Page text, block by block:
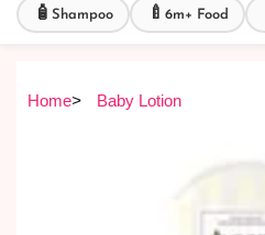
🧴 Shampoo 🍼 6m+ Food
Home> Baby Lotion